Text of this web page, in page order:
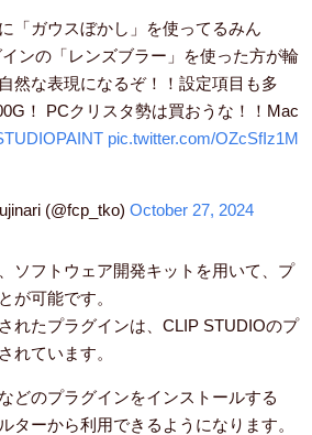
「ガウスぼかし」を使ってるみん
ンの「レンズブラー」を使った方が輪
然な表現になるぞ！！設定項目も多
！ PCクリスタ勢は買おうな！！Mac
pic.twitter.com/OZcSfIz1M
(@fcp_tko) October 27, 2024
ソフトウェア開発キットを用いて、プ
が可能です。
れたプラグインは、CLIP STUDIOのプ
れています。
どのプラグインをインストールする
ターから利用できるようになります。